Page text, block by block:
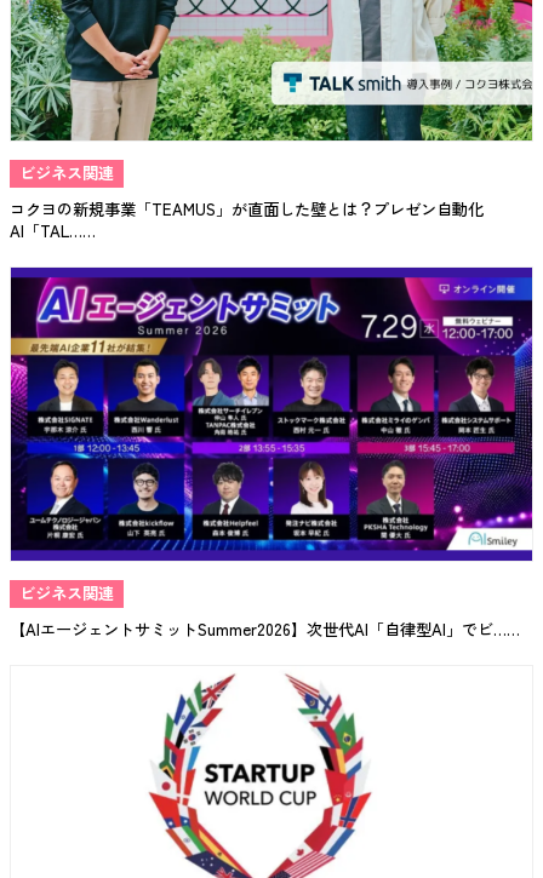
ビジネス関連
コクヨの新規事業「TEAMUS」が直面した壁とは？プレゼン自動化
AI「TAL……
ビジネス関連
【AIエージェントサミットSummer2026】次世代AI「自律型AI」でビ……